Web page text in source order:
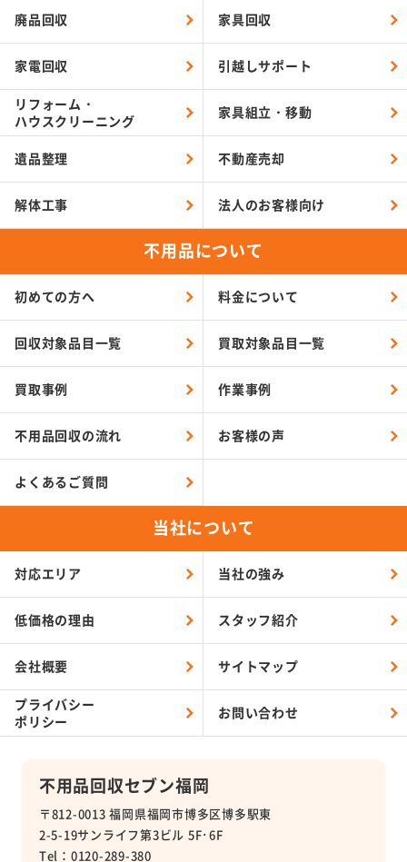
不用品回収セブン福岡
〒812-0013 福岡県福岡市博多区博多駅東
2-5-19サンライフ第3ビル 5F･6F
Tel：0120-289-380
廃品回収 家具回収
家電回収 引越しサポート
リフォーム・
ハウスクリーニング
家具組立・移動
遺品整理 不動産売却
解体工事 法人のお客様向け
不用品について
初めての方へ 料金について
回収対象品目一覧 買取対象品目一覧
買取事例 作業事例
不用品回収の流れ お客様の声
よくあるご質問
当社について
対応エリア 当社の強み
低価格の理由 スタッフ紹介
会社概要 サイトマップ
プライバシー
ポリシー
お問い合わせ